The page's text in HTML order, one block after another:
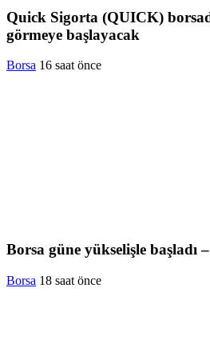
Quick Sigorta (QUICK)
görmeye başlayacak
Borsa 16 saat önce
Borsa güne yükselişle başladı
Borsa 18 saat önce